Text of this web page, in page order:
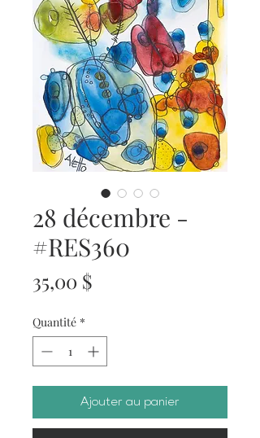
28 décembre -
#RES360
35,00 $
Quantité *
Ajouter au panier